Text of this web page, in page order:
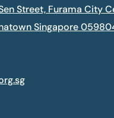
Street, Furama City
Singapore